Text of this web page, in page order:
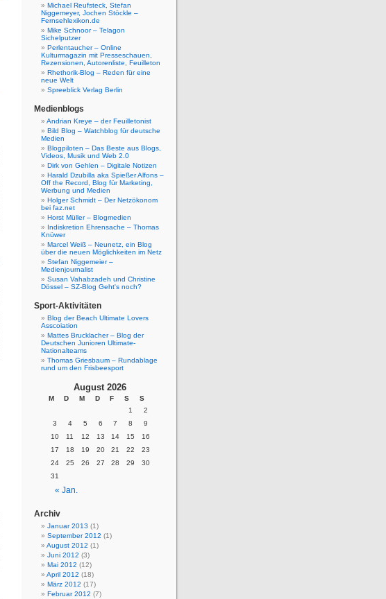
Michael Reufsteck, Stefan
Niggemeyer, Jochen Stöckle –
Fernsehlexikon.de
Mike Schnoor – Telagon
Sichelputzer
Perlentaucher – Online
Kulturmagazin mit Presseschauen,
Rezensionen, Autorenliste, Feuilleton
Rhethorik-Blog – Reden für eine
neue Welt
Spreeblick Verlag Berlin
Medienblogs
Andrian Kreye – der Feuilletonist
Bild Blog – Watchblog für deutsche
Medien
Blogpiloten – Das Beste aus Blogs,
Videos, Musik und Web 2.0
Dirk von Gehlen – Digitale Notizen
Harald Dzubilla aka Spießer Alfons –
Off the Record, Blog für Marketing,
Werbung und Medien
Holger Schmidt – Der Netzökonom
bei faz.net
Horst Müller – Blogmedien
Indiskretion Ehrensache – Thomas
Knüwer
Marcel Weiß – Neunetz, ein Blog
über die neuen Möglichkeiten im Netz
Stefan Niggemeier –
Medienjournalist
Susan Vahabzadeh und Christine
Dössel – SZ-Blog Geht's noch?
Sport-Aktivitäten
Blog der Beach Ultimate Lovers
Asscoiation
Mattes Brucklacher – Blog der
Deutschen Junioren Ultimate-
Nationalteams
Thomas Griesbaum – Rundablage
rund um den Frisbeesport
August 2026
M D M D F S S
« Jan.
1
2
3
4 5 6 7 8
9
10
11 12 13 14 15
16
17
18 19 20 21 22
23
24
25 26 27 28 29
30
31
Archiv
Januar 2013 (1)
September 2012 (1)
August 2012 (1)
Juni 2012 (3)
Mai 2012 (12)
April 2012 (18)
März 2012 (17)
Februar 2012 (7)